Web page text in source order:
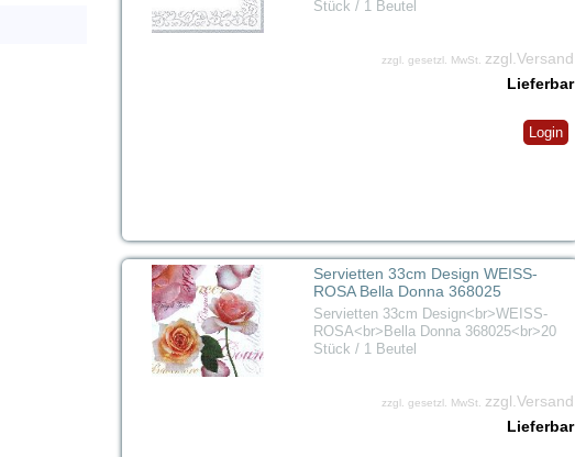
Stück / 1 Beutel
zzgl. gesetzl. MwSt.
zzgl.Versand
Lieferbar
Login
Servietten 33cm Design WEISS-
ROSA Bella Donna 368025
Servietten 33cm Design<br>WEISS-
ROSA<br>Bella Donna 368025<br>20
Stück / 1 Beutel
zzgl. gesetzl. MwSt.
zzgl.Versand
Lieferbar